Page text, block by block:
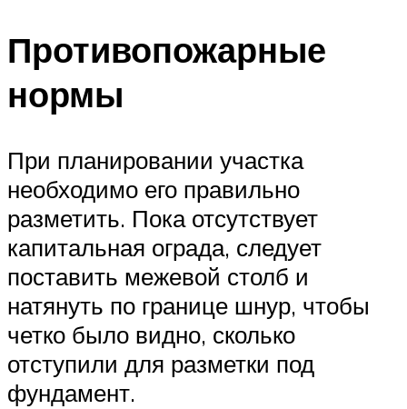
Противопожарные
нормы
При планировании участка
необходимо его правильно
разметить. Пока отсутствует
капитальная ограда, следует
поставить межевой столб и
натянуть по границе шнур, чтобы
четко было видно, сколько
отступили для разметки под
фундамент.